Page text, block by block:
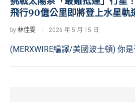
飛行90億公里即將登上水星軌
by 林佳雯 2026 年 5 月 15 日
(MERXWIRE編譯/美國波士頓) 你